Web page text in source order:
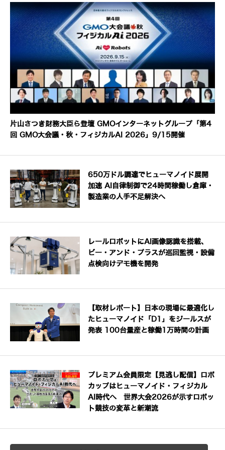
片山さつき財務大臣ら登壇 GMOインターネットグループ「第4
回 GMO大会議・秋・フィジカルAI 2026」9/15開催
650万ドル調達でヒューマノイド展開
加速 AI自律制御で24時間稼働し倉庫・
製造業の人手不足解決へ
レールロボットにAI画像認識を搭載、
ビー・アンド・プラスが巡回監視・設備
点検向けデモ機を開発
【取材レポート】日本の現場に最適化し
たヒューマノイド「D1」をジールスが
発表 100台量産と稼働1万時間の計画
プレミアム会員限定【見逃し配信】ロボ
カップはヒューマノイド・フィジカル
AI時代へ 世界大会2026が示すロボッ
ト競技の変革と新潮流